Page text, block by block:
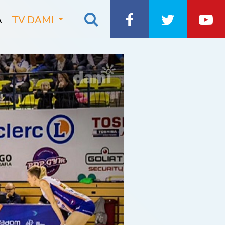
TV DAMI